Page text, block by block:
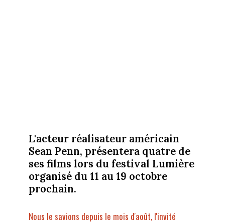
L'acteur réalisateur américain
Sean Penn, présentera quatre de
ses films lors du festival Lumière
organisé du 11 au 19 octobre
prochain.
Nous le savions depuis le mois d'août, l'invité